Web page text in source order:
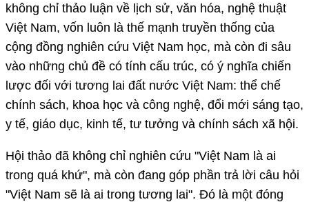
không chỉ thảo luận về lịch sử, văn hóa, nghệ thuật
Việt Nam, vốn luôn là thế mạnh truyền thống của
cộng đồng nghiên cứu Việt Nam học, mà còn đi sâu
vào những chủ đề có tính cấu trúc, có ý nghĩa chiến
lược đối với tương lai đất nước Việt Nam: thể chế
chính sách, khoa học và công nghệ, đổi mới sáng tạo,
y tế, giáo dục, kinh tế, tư tưởng và chính sách xã hội.
Hội thảo đã không chỉ nghiên cứu "Việt Nam là ai
trong quá khứ", mà còn đang góp phần trả lời câu hỏi
"Việt Nam sẽ là ai trong tương lai". Đó là một đóng